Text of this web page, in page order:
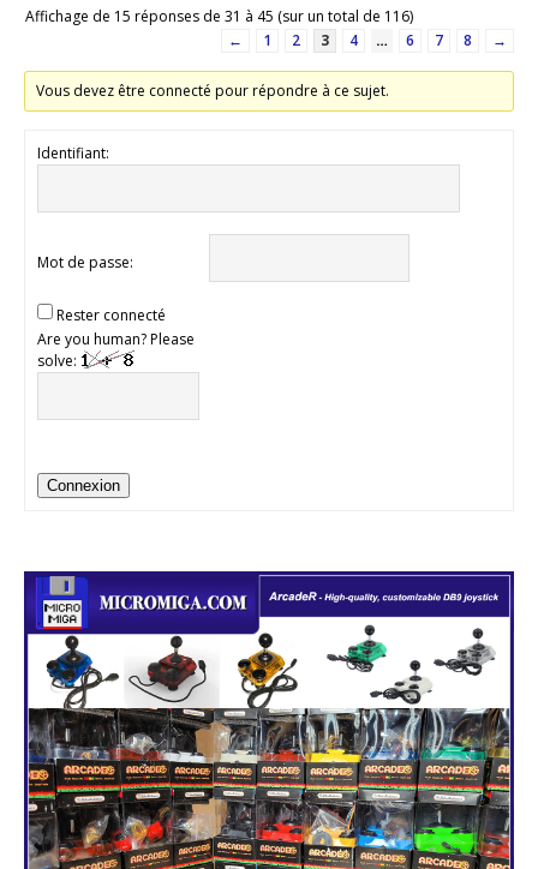
Affichage de 15 réponses de 31 à 45 (sur un total de 116)
←
1 2 3 4 … 6 7 8 →
Vous devez être connecté pour répondre à ce sujet.
Identifiant:
Mot de passe:
Rester connecté
Are you human? Please
solve:
Connexion